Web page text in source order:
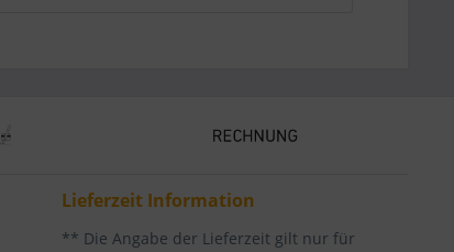
Lieferzeit Information
** Die Angabe der Lieferzeit gilt nur für